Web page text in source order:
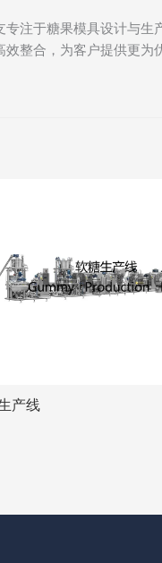
注于糖果模具设计与生
整合，为客户提供更为
产线